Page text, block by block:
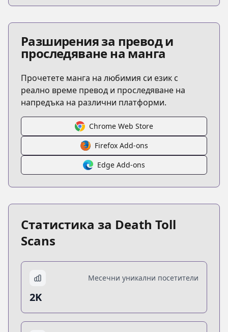
Разширения за превод и
проследяване на манга
Прочетете манга на любимия си език с
реално време превод и проследяване на
напредъка на различни платформи.
Chrome Web Store
Firefox Add-ons
Edge Add-ons
Статистика за Death Toll
Scans
Месечни уникални посетители
2K